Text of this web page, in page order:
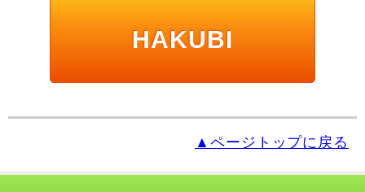
HAKUBI
▲ページトップに戻る